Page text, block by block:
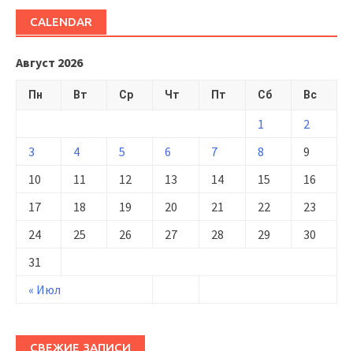
CALENDAR
Август 2026
Пн Вт Ср Чт Пт Сб Вс
« Июл
1
2
3
4 5 6 7 8
9
10
11 12 13 14 15
16
17
18 19 20 21 22
23
24
25 26 27 28 29
30
31
СВЕЖИЕ ЗАПИСИ